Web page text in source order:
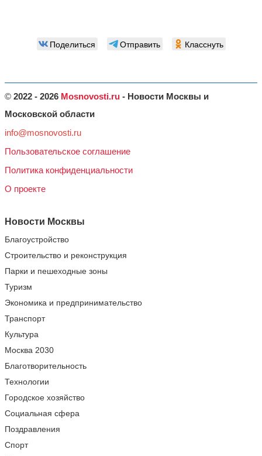
Поделиться Отправить Класснуть
© 2022 - 2026 Mosnovosti.ru - Новости Москвы и
Московской области
info@mosnovosti.ru
Пользовательское соглашение
Политика конфиденциальности
О проекте
Новости Москвы
Благоустройство
Строительство и реконструкция
Парки и пешеходные зоны
Туризм
Экономика и предпринимательство
Транспорт
Культура
Москва 2030
Благотворительность
Технологии
Городское хозяйство
Социальная сфера
Поздравления
Спорт